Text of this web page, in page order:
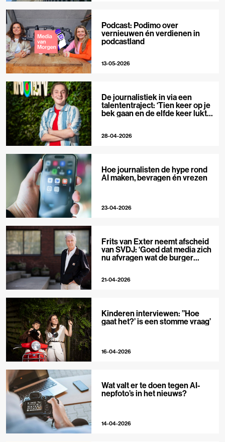
Podcast: Podimo over
vernieuwen én verdienen in
podcastland
13-05-2026
De journalistiek in via een
talententraject: ‘Tien keer op je
bek gaan en de elfde keer lukt
28-04-2026
Hoe journalisten de hype rond
AI maken, bevragen én vrezen
23-04-2026
Frits van Exter neemt afscheid
van SVDJ: ‘Goed dat media zich
nu afvragen wat de burger
21-04-2026
Kinderen interviewen: ”Hoe
gaat het?’ is een stomme vraag’
16-04-2026
Wat valt er te doen tegen AI-
nepfoto’s in het nieuws?
14-04-2026